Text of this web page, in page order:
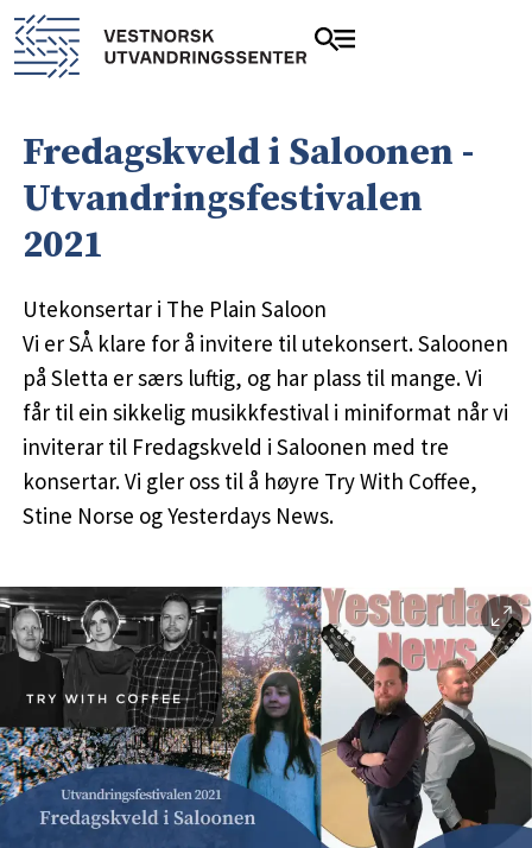
Fredagskveld i Saloonen -
Utvandringsfestivalen
2021
Utekonsertar i The Plain Saloon
Vi er SÅ klare for å invitere til utekonsert. Saloonen
på Sletta er særs luftig, og har plass til mange. Vi
får til ein sikkelig musikkfestival i miniformat når vi
inviterar til Fredagskveld i Saloonen med tre
konsertar. Vi gler oss til å høyre Try With Coffee,
Stine Norse og Yesterdays News.